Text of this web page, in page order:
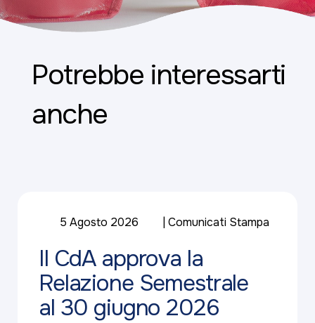
Potrebbe interessarti
anche
5 Agosto 2026 Comunicati Stampa
Il CdA approva la
Relazione Semestrale
al 30 giugno 2026